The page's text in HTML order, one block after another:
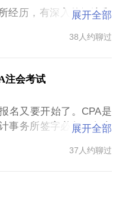
经历，有深入的沉淀和
试规划的经验。
你职业中的困惑。
么样的会计师事务所是
等级？如何快速发展？
速考过CPA？
展开全部
38人约聊过
注会考试
名又要开始了。CPA是
事务所签字必备，各大
者者的敲门砖。
展开全部
37人约聊过